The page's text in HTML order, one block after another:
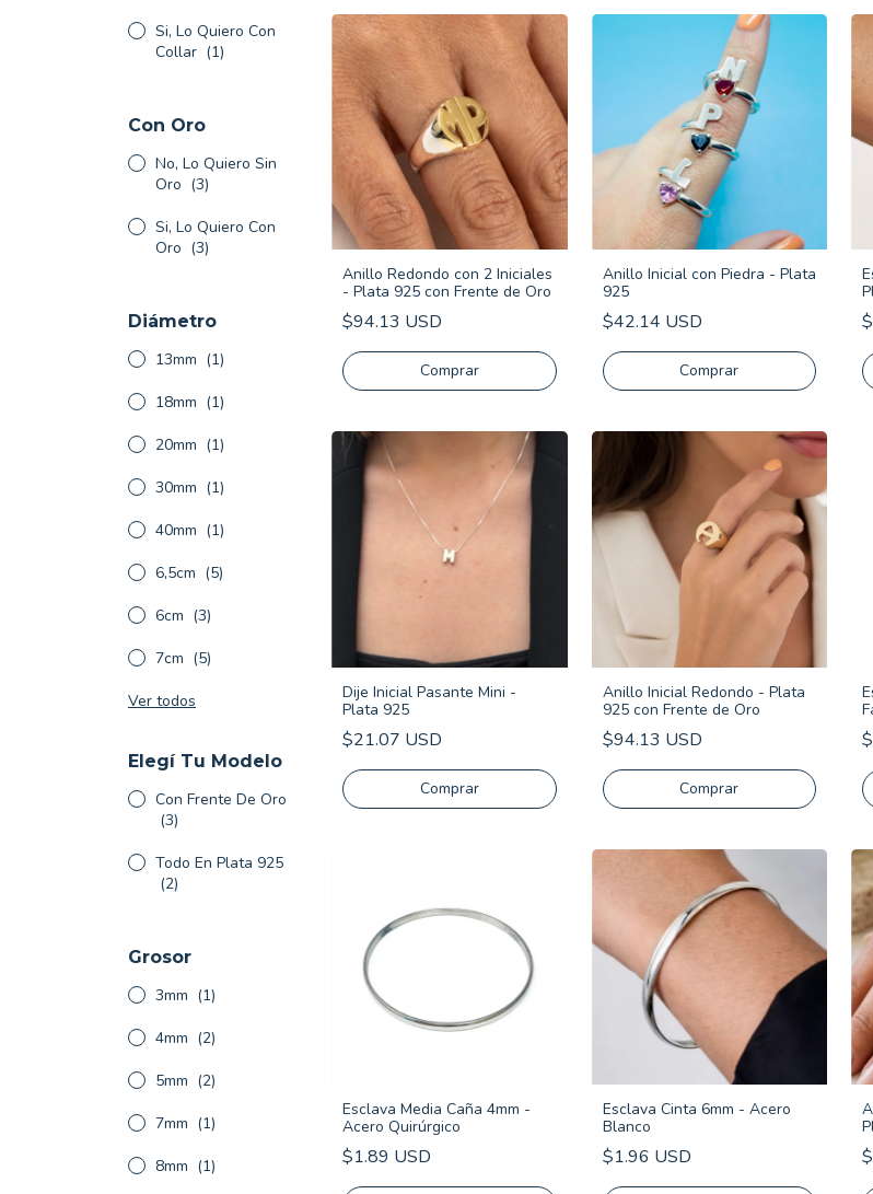
Si, Lo Quiero Con
Collar (1)
Con Oro
No, Lo Quiero Sin
Oro (3)
Si, Lo Quiero Con
Oro (3)
Diámetro
13mm (1)
18mm (1)
20mm (1)
30mm (1)
40mm (1)
6,5cm (5)
6cm (3)
7cm (5)
Ver todos
Elegí Tu Modelo
Con Frente De Oro
(3)
Todo En Plata 925
(2)
Grosor
3mm (1)
4mm (2)
5mm (2)
7mm (1)
8mm (1)
Anillo Redondo con 2 Iniciales
- Plata 925 con Frente de Oro
$94.13 USD
Comprar
Anillo Inicial con Piedra - Plata
925
$42.14 USD
Comprar
Dije Inicial Pasante Mini -
Plata 925
$21.07 USD
Comprar
Anillo Inicial Redondo - Plata
925 con Frente de Oro
$94.13 USD
Comprar
Esclava Media Caña 4mm -
Acero Quirúrgico
$1.89 USD
Esclava Cinta 6mm - Acero
Blanco
$1.96 USD